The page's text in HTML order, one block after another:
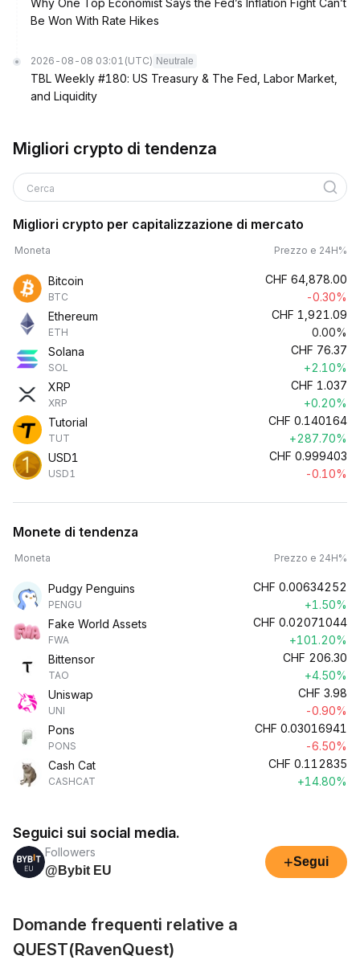
Why One Top Economist Says the Fed’s Inflation Fight Can’t
Be Won With Rate Hikes
2026-08-08 03:01 (UTC) Neutrale
TBL Weekly #180: US Treasury & The Fed, Labor Market,
and Liquidity
Migliori crypto di tendenza
Cerca
Migliori crypto per capitalizzazione di mercato
Moneta Prezzo e 24H%
Bitcoin
BTC
CHF 64,878.00
-0.30%
Ethereum
ETH
CHF 1,921.09
0.00%
Solana
SOL
CHF 76.37
+2.10%
XRP
XRP
CHF 1.037
+0.20%
Tutorial
TUT
CHF 0.140164
+287.70%
USD1
USD1
CHF 0.999403
-0.10%
Monete di tendenza
Moneta Prezzo e 24H%
Pudgy Penguins
PENGU
CHF 0.00634252
+1.50%
Fake World Assets
FWA
CHF 0.02071044
+101.20%
Bittensor
TAO
CHF 206.30
+4.50%
Uniswap
UNI
CHF 3.98
-0.90%
Pons
PONS
CHF 0.03016941
-6.50%
Cash Cat
CASHCAT
CHF 0.112835
+14.80%
Seguici sui social media.
Followers
@Bybit EU
+Segui
Domande frequenti relative a
QUEST(RavenQuest)